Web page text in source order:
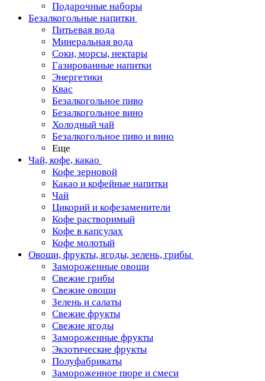
Подарочные наборы
Безалкогольные напитки
Питьевая вода
Минеральная вода
Соки, морсы, нектары
Газированные напитки
Энергетики
Квас
Безалкогольное пиво
Безалкогольное вино
Холодный чай
Безалкогольное пиво и вино
Еще
Чай, кофе, какао
Кофе зерновой
Какао и кофейные напитки
Чай
Цикорий и кофезаменители
Кофе растворимый
Кофе в капсулах
Кофе молотый
Овощи, фрукты, ягоды, зелень, грибы
Замороженные овощи
Свежие грибы
Свежие овощи
Зелень и салаты
Свежие фрукты
Свежие ягоды
Замороженные фрукты
Экзотические фрукты
Полуфабрикаты
Замороженное пюре и смеси